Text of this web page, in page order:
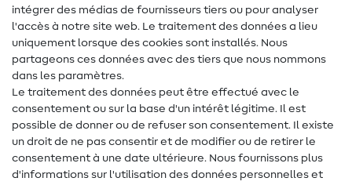
Aide & contact
Contact
Changement de propriétaire
FAQ
Droit de rétractation
Populaire
intégrer des médias de fournisseurs tiers ou pour analyser
l'accès à notre site web. Le traitement des données a lieu
uniquement lorsque des cookies sont installés. Nous
partageons ces données avec des tiers que nous nommons
dans les paramètres.
Le traitement des données peut être effectué avec le
consentement ou sur la base d'un intérêt légitime. Il est
possible de donner ou de refuser son consentement. Il existe
un droit de ne pas consentir et de modifier ou de retirer le
consentement à une date ultérieure. Nous fournissons plus
d'informations sur l'utilisation des données personnelles et